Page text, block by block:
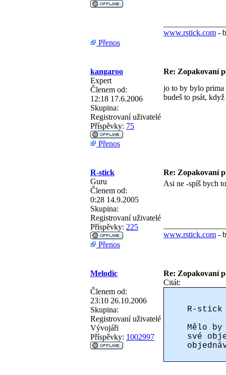
www.rstick.com -
Přenos
kangaroo
Re: Zopakovaní
Expert
Členem od:
12:18 17.6.2006
Skupina:
Registrovaní uživatelé
Příspěvky: 75
jo to by bylo prima
budeš to psát,
Přenos
R-stick
Re: Zopakovaní
Guru
Členem od:
0:28 14.9.2005
Skupina:
Registrovaní uživatelé
Příspěvky: 225
Asi ne -spíš bych
www.rstick.com -
Přenos
Melodic Re: Zopakovaní
Členem od:
23:10 26.10.2006
Skupina:
Registrovaní uživatelé
Vývojáři
Příspěvky: 1002997
Citát:
R-stick
Mělo
své